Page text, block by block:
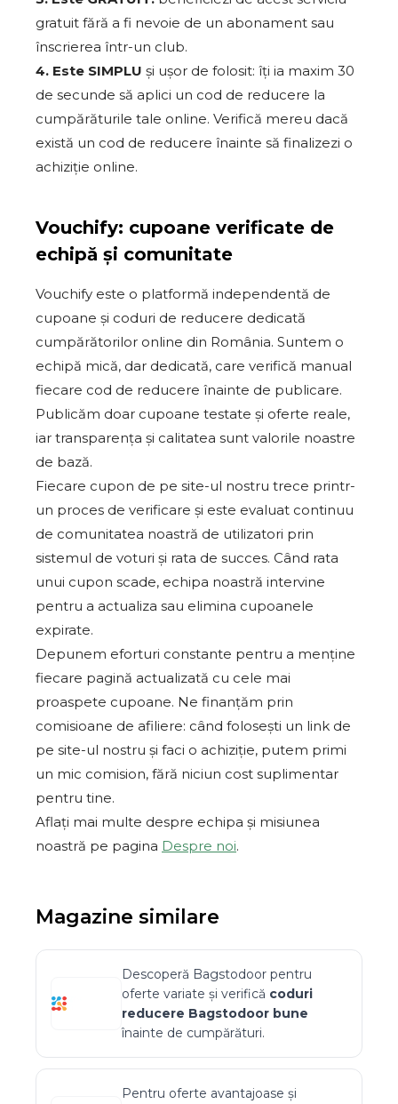
gratuit fără a fi nevoie de un abonament sau
înscrierea într-un club.
4. Este SIMPLU și ușor de folosit: îți ia maxim 30
de secunde să aplici un cod de reducere la
cumpărăturile tale online. Verifică mereu dacă
există un cod de reducere înainte să finalizezi o
achiziție online.
Vouchify: cupoane verificate de
echipă și comunitate
Vouchify este o platformă independentă de
cupoane și coduri de reducere dedicată
cumpărătorilor online din România. Suntem o
echipă mică, dar dedicată, care verifică manual
fiecare cod de reducere înainte de publicare.
Publicăm doar cupoane testate și oferte reale,
iar transparența și calitatea sunt valorile noastre
de bază.
Fiecare cupon de pe site-ul nostru trece printr-
un proces de verificare și este evaluat continuu
de comunitatea noastră de utilizatori prin
sistemul de voturi și rata de succes. Când rata
unui cupon scade, echipa noastră intervine
pentru a actualiza sau elimina cupoanele
expirate.
Depunem eforturi constante pentru a menține
fiecare pagină actualizată cu cele mai
proaspete cupoane. Ne finanțăm prin
comisioane de afiliere: când folosești un link de
pe site-ul nostru și faci o achiziție, putem primi
un mic comision, fără niciun cost suplimentar
pentru tine.
Aflați mai multe despre echipa și misiunea
noastră pe pagina Despre noi.
Magazine similare
Descoperă Bagstodoor pentru
oferte variate și verifică coduri
reducere Bagstodoor bune
înainte de cumpărături.
Pentru oferte avantajoase și